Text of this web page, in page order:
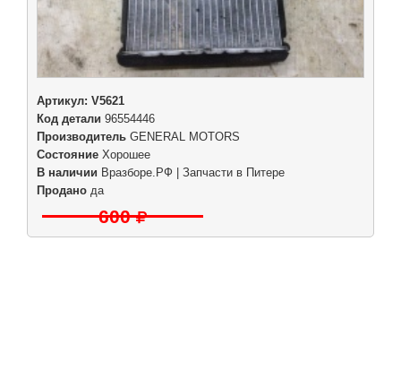
Артикул: V5621
Код детали 96554446
Производитель GENERAL MOTORS
Состояние Хорошее
В наличии Вразборе.РФ | Запчасти в Питере
Продано да
600